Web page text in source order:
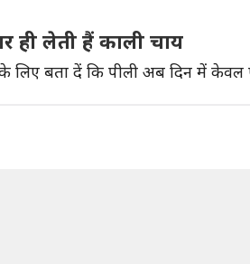
ही लेती हैं काली चाय
लिए बता दें कि पीली अब दिन में केवल